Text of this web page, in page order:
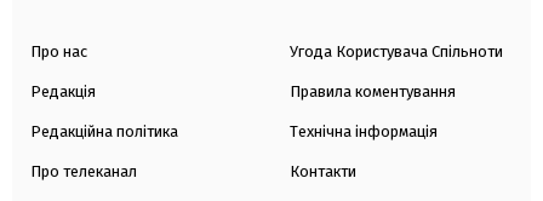
Про нас
Редакція
Редакційна політика
Про телеканал
Угода Користувача Спільноти
Правила коментування
Технічна інформація
Контакти